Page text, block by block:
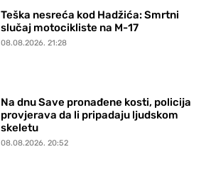
Teška nesreća kod Hadžića: Smrtni
slučaj motocikliste na M-17
08.08.2026. 21:28
Na dnu Save pronađene kosti, policija
provjerava da li pripadaju ljudskom
skeletu
08.08.2026. 20:52